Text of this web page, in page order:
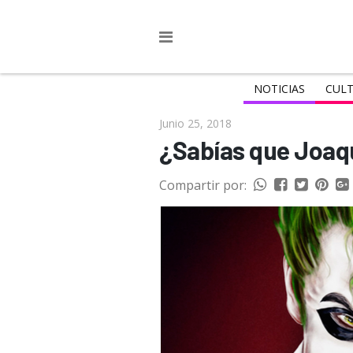
NOTICIAS
Junio 25, 2018
¿Sabías que
Compartir por: